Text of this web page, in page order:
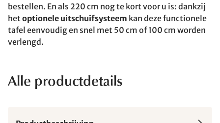
bestellen. En als 220 cm nog te kort voor u is: dankzij
hetoptionele uitschuifsysteem kan deze functionele
tafel eenvoudig en snel met 50 cm of 100 cm worden
verlengd.
Alle productdetails